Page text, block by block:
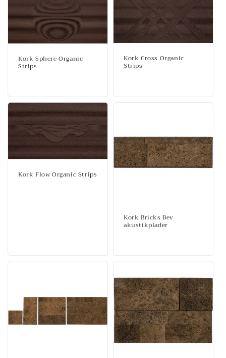
Kork Sphere Organic
Strips
Kork Cross Organic
Strips
Kork Flow Organic Strips
Kork Bricks Bev
akustikplader